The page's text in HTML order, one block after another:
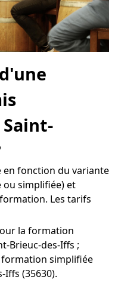
fonction du variante
ou simplifiée) et
Les tarifs
la formation
Brieuc-des-Iffs ;
formation simplifiée
Iffs (35630).